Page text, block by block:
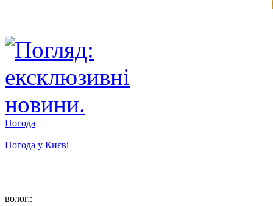
Погода
Погода у Києві
волог.: